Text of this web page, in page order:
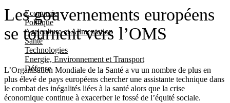
Economie
Politique
Agriculture et Alimentation
Santé
Technologies
Energie, Environnement et Transport
Défense
Les gouvernements européens
se tournent vers l’OMS
L’Organisation Mondiale de la Santé a vu un nombre de plus en
plus élevé de pays européens chercher une assistante technique dans
le combat des inégalités liées à la santé alors que la crise
économique continue à exacerber le fossé de l’équité sociale.